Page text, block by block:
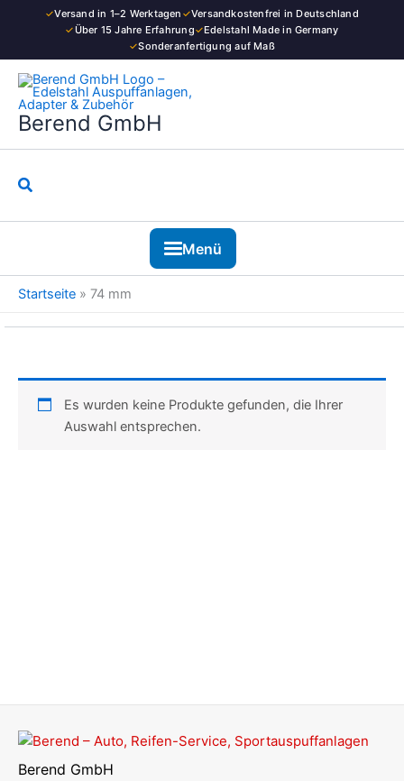
✓Versand in 1–2 Werktagen ✓Versandkostenfrei in Deutschland
✓Über 15 Jahre Erfahrung✓Edelstahl Made in Germany
✓Sonderanfertigung auf Maß
Berend GmbH
Suchen
Menü
Startseite » 74 mm
Es wurden keine Produkte gefunden, die Ihrer
Auswahl entsprechen.
Berend GmbH